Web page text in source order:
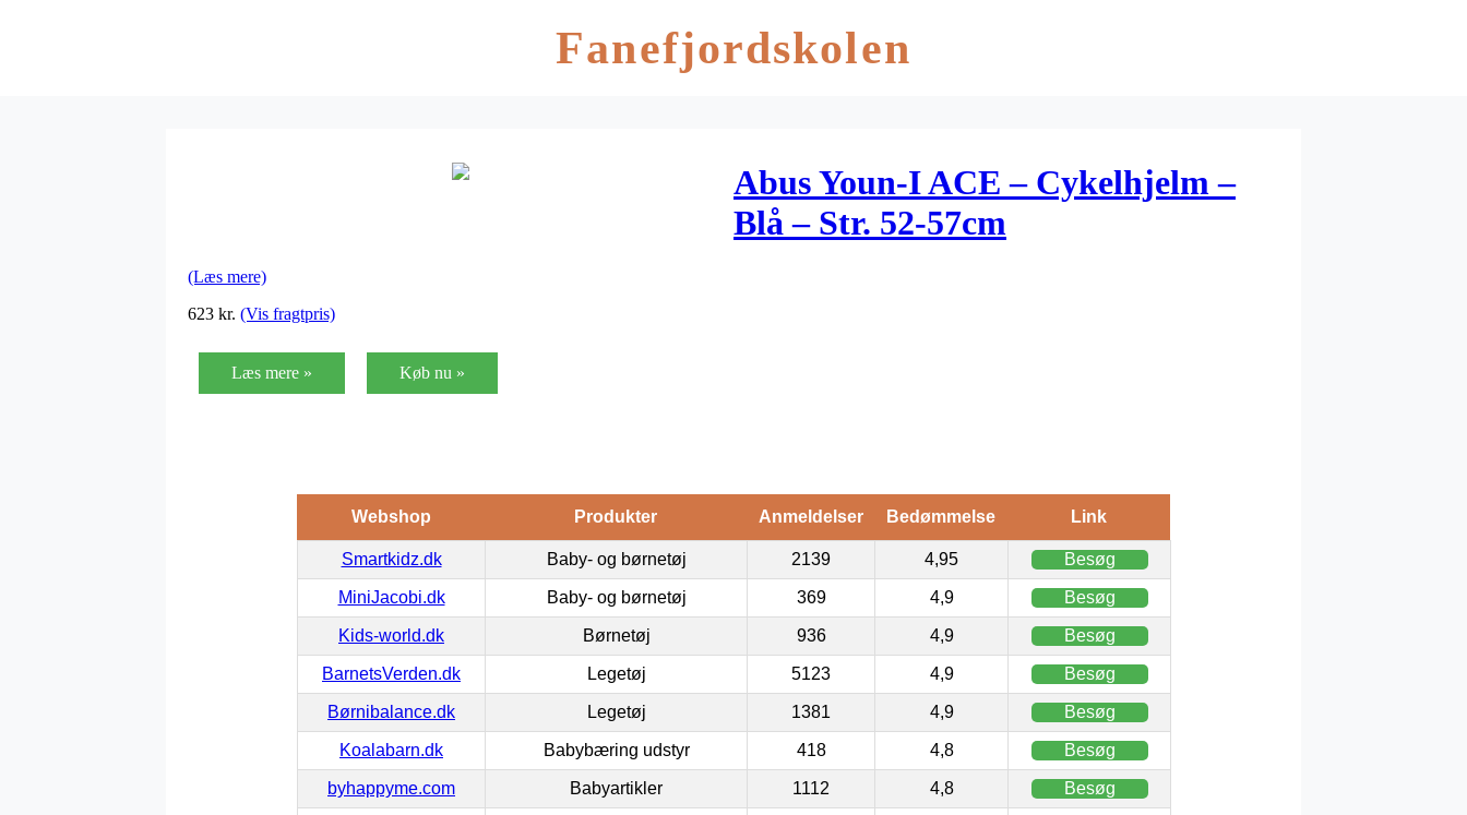
Fanefjordskolen
Abus Youn-I ACE – Cykelhjelm –
Blå – Str. 52-57cm
(Læs mere)
623 kr. (Vis fragtpris)
Læs mere » Køb nu »
Webshop Produkter Anmeldelser Bedømmelse Link
Smartkidz.dk Baby- og børnetøj 2139 4,95 Besøg
MiniJacobi.dk Baby- og børnetøj 369 4,9 Besøg
Kids-world.dk Børnetøj 936 4,9 Besøg
BarnetsVerden.dk Legetøj 5123 4,9 Besøg
Børnibalance.dk Legetøj 1381 4,9 Besøg
Koalabarn.dk Babybæring udstyr 418 4,8 Besøg
byhappyme.com Babyartikler 1112 4,8 Besøg